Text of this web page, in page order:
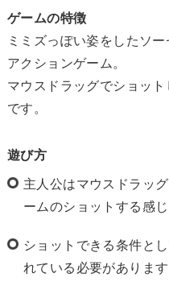
ゲームの特徴
ミミズっぽい姿をしたソ
アクションゲーム。
マウスドラッグでショッ
です。
遊び方
主人公はマウスドラッ
ームのショットする感
ショットできる条件と
れている必要があります